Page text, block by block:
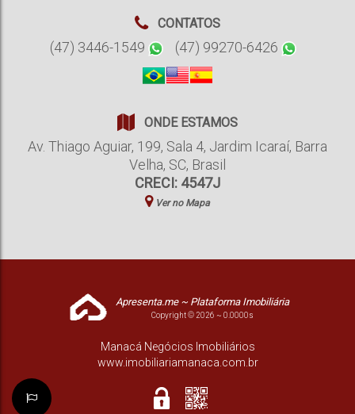
CONTATOS
(47) 3446-1549 (47) 99270-6426
ONDE ESTAMOS
Av. Thiago Aguiar, 199, Sala 4, Jardim Icaraí, Barra
Velha, SC, Brasil
CRECI: 4547J
Ver no Mapa
Apresenta.me ~ Plataforma Imobiliária
Copyright © 2026 ~ 0.0000s
Manacá Negócios Imobiliários
www.imobiliariamanaca.com.br